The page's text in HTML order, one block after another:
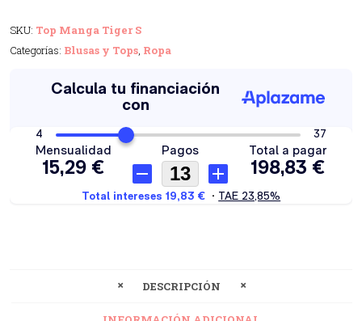
SKU: Top Manga Tiger S
Categorías: Blusas y Tops, Ropa
DESCRIPCIÓN